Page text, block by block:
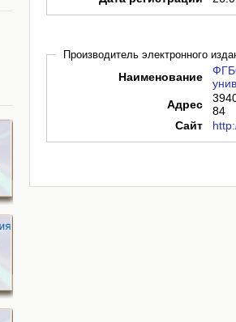
Производитель электронного
Наименование
Адрес
84
Сайт